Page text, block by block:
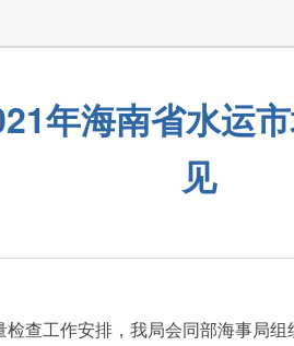
年海南省水运
见
工作安排，我局会同部海事局组